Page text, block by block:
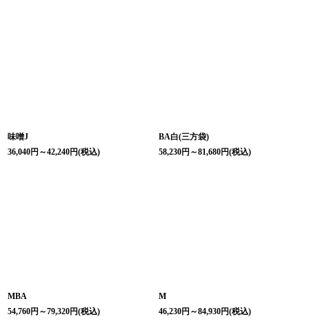
味噌J
36,040円 ～42,240円(税込)
BA白(三方袋)
58,230円 ～81,680円(税込)
MBA
54,760円 ～79,320円(税込)
M
46,230円 ～84,930円(税込)